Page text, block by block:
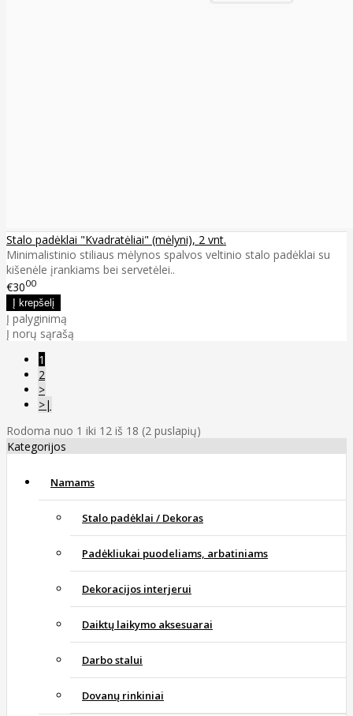
Stalo padėklai "Kvadratėliai" (mėlyni), 2 vnt.
Minimalistinio stiliaus mėlynos spalvos veltinio stalo padėklai su
kišenėle įrankiams bei servetėlei..
€3000
Į palyginimą
Į norų sąrašą
1
2
>
>|
Rodoma nuo 1 iki 12 iš 18 (2 puslapių)
Kategorijos
Namams
Stalo padėklai / Dekoras
Padėkliukai puodeliams, arbatiniams
Dekoracijos interjerui
Daiktų laikymo aksesuarai
Darbo stalui
Dovanų rinkiniai